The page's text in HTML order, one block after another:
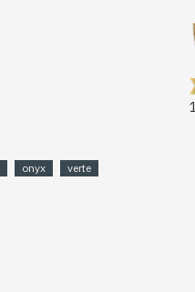
onyx verte